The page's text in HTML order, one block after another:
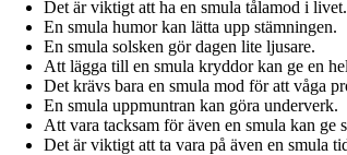
Det är viktigt att ha en smula tålamod i livet.
En smula humor kan lätta upp stämningen.
En smula solsken gör dagen lite ljusare.
Att lägga till en smula kryddor kan ge en
Det krävs bara en smula mod för att våga
En smula uppmuntran kan göra underverk.
Att vara tacksam för även en smula kan ge
Det är viktigt att ta vara på även en smula